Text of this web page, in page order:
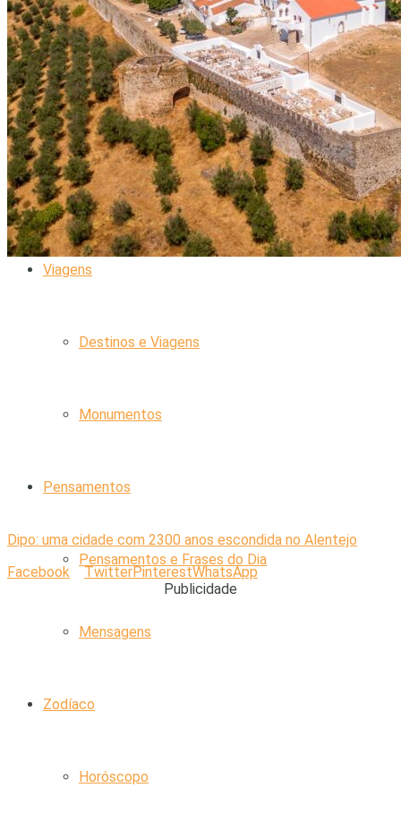
Moda e Beleza
Animais de Estimação
Limpeza e Arrumação
Viagens
Destinos e Viagens
Monumentos
Pensamentos
Pensamentos e Frases do Dia
Mensagens
Zodíaco
Horóscopo
Dipo: uma cidade com 2300 anos escondida no Alentejo
Facebook
TwitterPinterestWhatsApp
Publicidade